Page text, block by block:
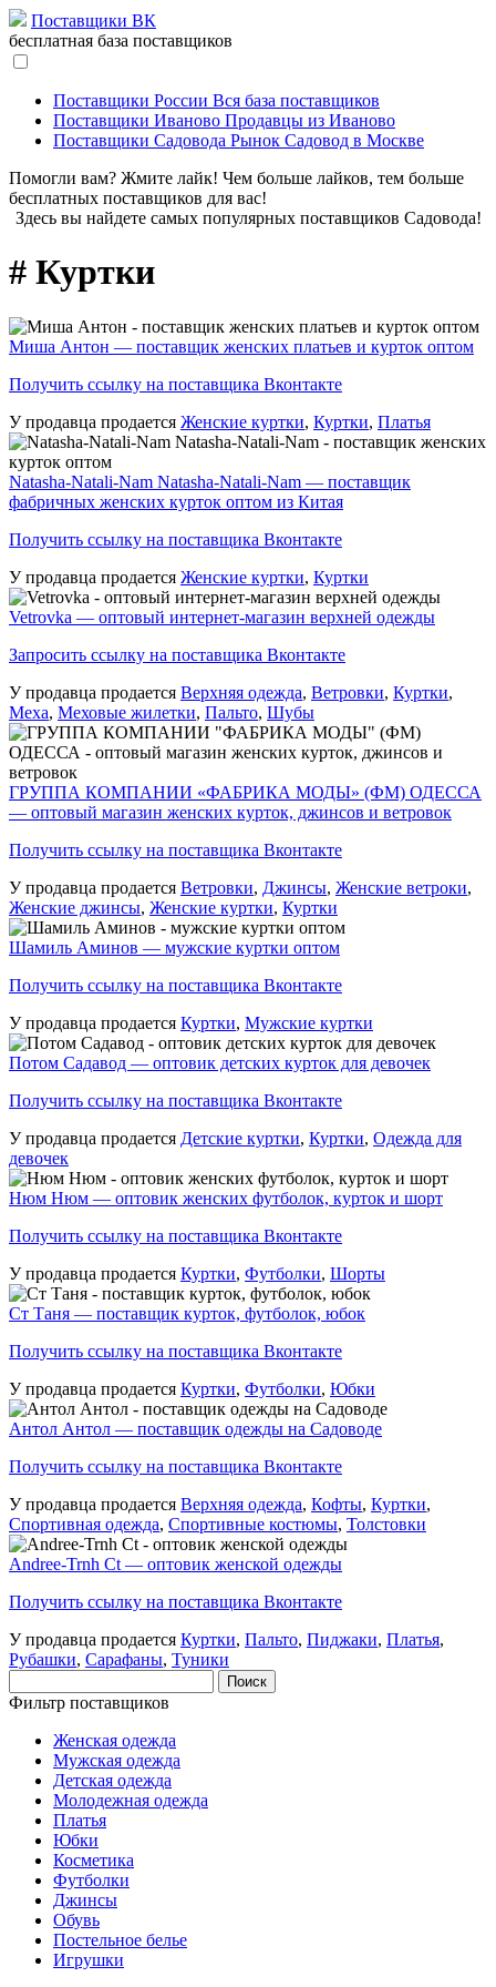
Поставщики ВК
бесплатная база поставщиков
Поставщики России Вся база поставщиков
Поставщики Иваново Продавцы из Иваново
Поставщики Садовода Рынок Садовод в Москве
Помогли вам? Жмите лайк! Чем больше лайков, тем больше
бесплатных поставщиков для вас!
Здесь вы найдете самых популярных поставщиков Садовода!
# Куртки
Миша Антон — поставщик женских платьев и курток оптом
Получить ссылку на поставщика Вконтакте
У продавца продается Женские куртки, Куртки, Платья
Natasha-Natali-Nam Natasha-Natali-Nam — поставщик
фабричных женских курток оптом из Китая
Получить ссылку на поставщика Вконтакте
У продавца продается Женские куртки, Куртки
Vetrovka — оптовый интернет-магазин верхней одежды
Запросить ссылку на поставщика Вконтакте
У продавца продается Верхняя одежда, Ветровки, Куртки,
Меха, Меховые жилетки, Пальто, Шубы
ГРУППА КОМПАНИИ «ФАБРИКА МОДЫ» (ФМ) ОДЕССА
— оптовый магазин женских курток, джинсов и ветровок
Получить ссылку на поставщика Вконтакте
У продавца продается Ветровки, Джинсы, Женские ветроки,
Женские джинсы, Женские куртки, Куртки
Шамиль Аминов — мужские куртки оптом
Получить ссылку на поставщика Вконтакте
У продавца продается Куртки, Мужские куртки
Потом Садавод — оптовик детских курток для девочек
Получить ссылку на поставщика Вконтакте
У продавца продается Детские куртки, Куртки, Одежда для
девочек
Нюм Нюм — оптовик женских футболок, курток и шорт
Получить ссылку на поставщика Вконтакте
У продавца продается Куртки, Футболки, Шорты
Ст Таня — поставщик курток, футболок, юбок
Получить ссылку на поставщика Вконтакте
У продавца продается Куртки, Футболки, Юбки
Антол Антол — поставщик одежды на Садоводе
Получить ссылку на поставщика Вконтакте
У продавца продается Верхняя одежда, Кофты, Куртки,
Спортивная одежда, Спортивные костюмы, Толстовки
Andree-Trnh Ct — оптовик женской одежды
Получить ссылку на поставщика Вконтакте
У продавца продается Куртки, Пальто, Пиджаки, Платья,
Рубашки, Сарафаны, Туники
Фильтр поставщиков
Женская одежда
Мужская одежда
Детская одежда
Молодежная одежда
Платья
Юбки
Косметика
Футболки
Джинсы
Обувь
Постельное белье
Игрушки